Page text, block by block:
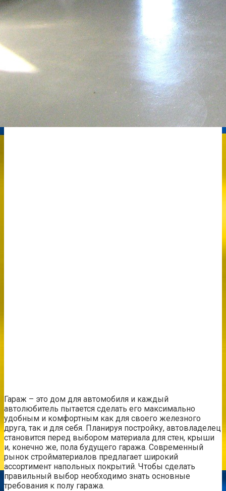
Гараж – это дом для автомобиля и каждый
автолюбитель пытается сделать его максимально
удобным и комфортным как для своего железного
друга, так и для себя. Планируя постройку, автовладелец
становится перед выбором материала для стен, крыши
и, конечно же, пола будущего гаража. Современный
рынок стройматериалов предлагает широкий
ассортимент напольных покрытий. Чтобы сделать
правильный выбор необходимо знать основные
требования к полу гаража.